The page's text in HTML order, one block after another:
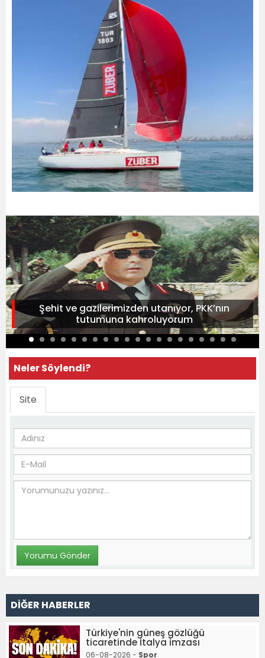
Şehit ve gazilerimizden utanıyor, PKK’nın
tutumuna kahroluyorum
Neler Söylendi?
Site
DİĞER HABERLER
Türkiye'nin güneş gözlüğü
ticaretinde İtalya imzası
06-08-2026 - Spor